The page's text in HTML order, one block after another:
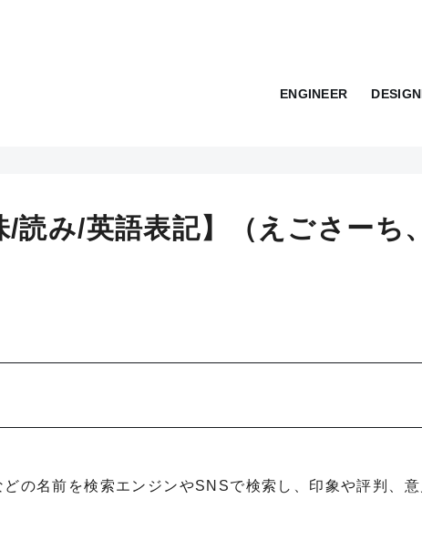
ENGINEER
読み/英語表記】（えごさーち
の名前を検索エンジンやSNSで検索し、印象や評判、